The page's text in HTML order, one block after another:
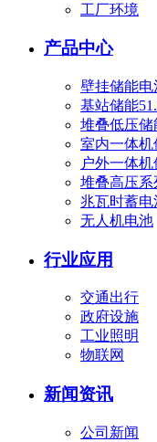
工厂环境
产品中心
壁挂储能电
基站储能
堆叠低压储
室内一体机
户外一体
堆叠高压系
兆瓦时蓄电
无人机电池
行业应用
交通出行
政府设施
工业照明
物联网
新闻资讯
公司新闻